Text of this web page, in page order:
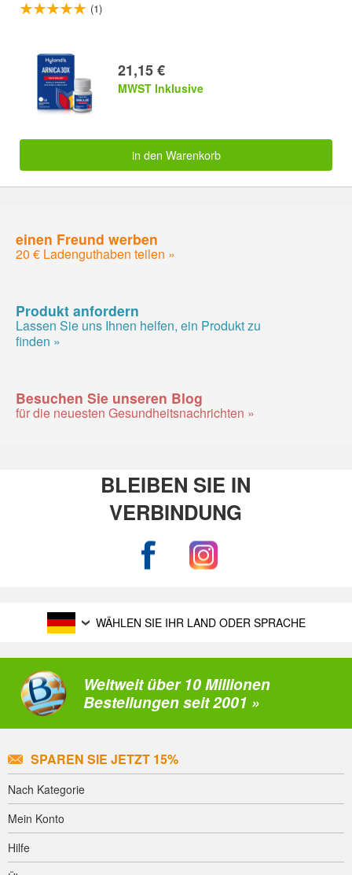
(1)
21,15 €
MWST Inklusive
in den Warenkorb
einen Freund werben
20 € Ladenguthaben teilen »
Produkt anfordern
Lassen Sie uns Ihnen helfen, ein Produkt zu
finden »
Besuchen Sie unseren Blog
für die neuesten Gesundheitsnachrichten »
BLEIBEN SIE IN
VERBINDUNG
WÄHLEN SIE IHR LAND ODER SPRACHE
Weltweit über 10 Millionen
Bestellungen seit 2001 »
SPAREN SIE JETZT 15%
Nach Kategorie
Mein Konto
Hilfe